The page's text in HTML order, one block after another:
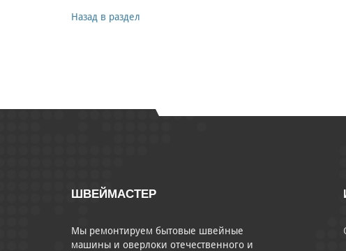
Назад в раздел
ШВЕЙМАСТЕР
Мы ремонтируем бытовые швейные
машины и оверлоки отечественного и